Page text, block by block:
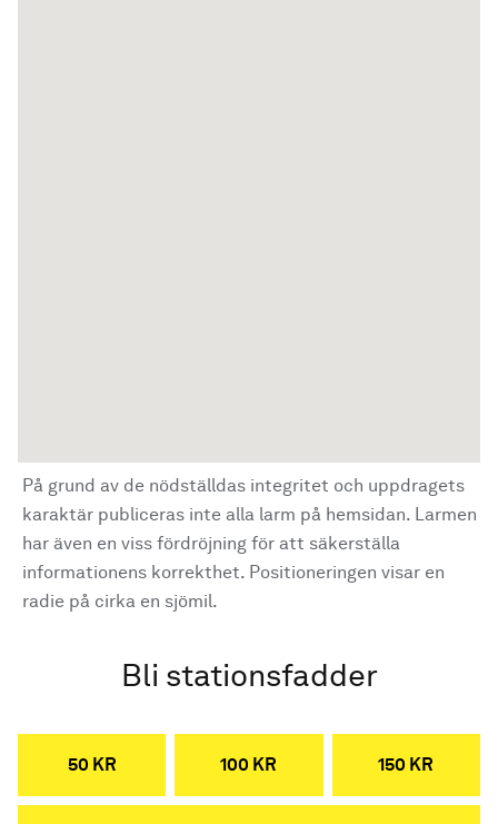
På grund av de nödställdas integritet och uppdragets
karaktär publiceras inte alla larm på hemsidan. Larmen
har även en viss fördröjning för att säkerställa
informationens korrekthet. Positioneringen visar en
radie på cirka en sjömil.
Bli stationsfadder
50 KR 100 KR 150 KR